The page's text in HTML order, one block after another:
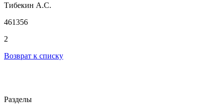
Тибекин А.С.
461356
2
Возврат к списку
Разделы